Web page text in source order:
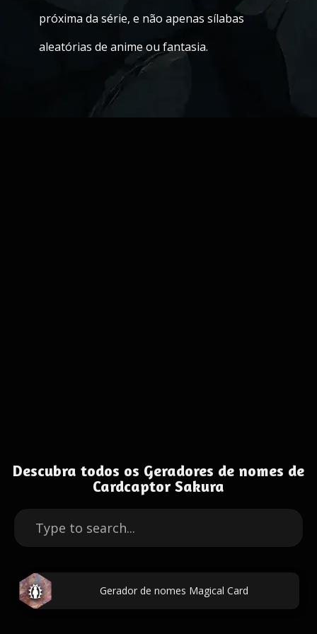
próxima da série, e não apenas sílabas
aleatórias de anime ou fantasia.
Descubra todos os Geradores de nomes de
Cardcaptor Sakura
Gerador de nomes Magical Card